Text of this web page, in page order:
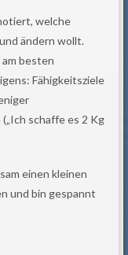
welche
ändern wollt.
besten
Fähigkeitsziele
schaffe es 2 Kg
einen kleinen
und bin gespannt